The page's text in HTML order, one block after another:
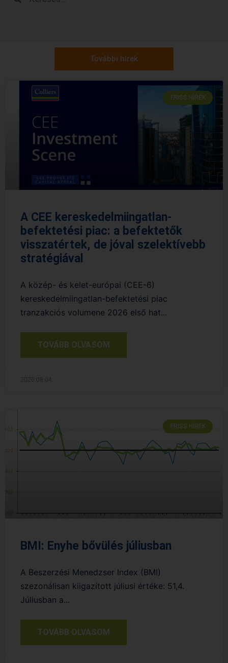
További hírek
FRISS HÍREK
A CEE kereskedelmiingatlan-
befektetési piac: a befektetők
visszatértek, de jóval szelektívebb
stratégiával
A közép- és kelet-európai (CEE-6)
kereskedelmiingatlan-befektetési piac
tranzakciós volumene 2026 első hat...
TOVÁBB OLVASOM
FRISS HÍREK
BMI: Enyhe bővülés júliusban
A Beszerzési Menedzser Index (BMI)
szezonálisan kiigazított júliusi értéke: 51,4.
Júliusban a...
TOVÁBB OLVASOM